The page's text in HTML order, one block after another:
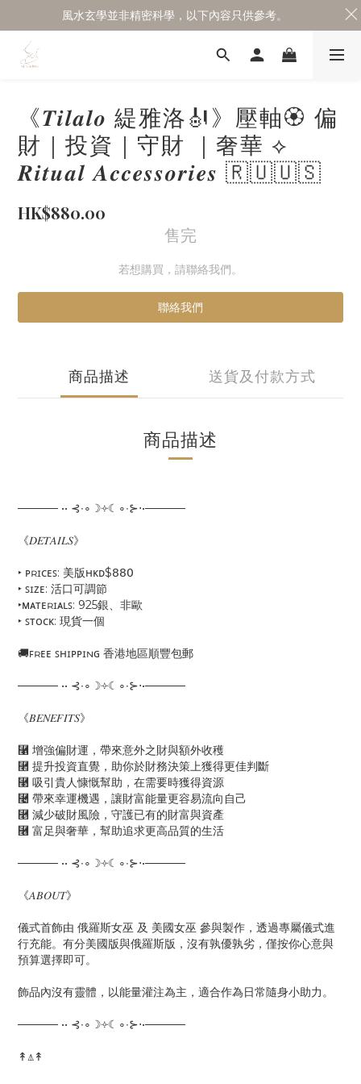
《𝑻𝒊𝒍𝒂𝒍𝒐 緹雅洛🎻》壓軸🏵 偏
財｜投資｜守財 ｜奢華 ⟡
𝑹𝒊𝒕𝒖𝒂𝒍 𝑨𝒄𝒄𝒆𝒔𝒔𝒐𝒓𝒊𝒆𝒔 🇷🇺🇺🇸
HK$880.00
售完
若想購買，請聯絡我們。
聯絡我們
商品描述 送貨及付款方式
商品描述
───── •• ⊰∙∘☽༓☾∘∙⊱⋅•─────
《𝐷𝐸𝑇𝐴𝐼𝐿𝑆》
‣ ᴘʀɪᴄᴇꜱ: 美版ʜᴋᴅ$𝟪𝟪𝟢
‣ ꜱɪᴢᴇ: 活口可調節
‣ᴍᴀᴛᴇʀɪᴀʟꜱ: 925銀、非歐
‣ ꜱᴛᴏᴄᴋ: 現貨一個
🚚ꜰʀᴇᴇ ꜱʜɪᴘᴘɪɴɢ 香港地區順豐包郵
───── •• ⊰∙∘☽༓☾∘∙⊱⋅•─────
《𝐵𝐸𝑁𝐸𝐹𝐼𝑇𝑆》
⿡ 增強偏財運，帶來意外之財與額外收穫
⿢ 提升投資直覺，助你於財務決策上獲得更佳判斷
⿣ 吸引貴人慷慨幫助，在需要時獲得資源
⿤ 帶來幸運機遇，讓財富能量更容易流向自己
⿥ 減少破財風險，守護已有的財富與資產
⿦ 富足與奢華，幫助追求更高品質的生活
───── •• ⊰∙∘☽༓☾∘∙⊱⋅•─────
《𝐴𝐵𝑂𝑈𝑇》
儀式首飾由 俄羅斯女巫 及 美國女巫 參與製作，透過專屬儀式進
行充能。有分美國版與俄羅斯版，沒有孰優孰劣，僅按你心意與
預算選擇即可。
飾品內沒有靈體，以能量灌注為主，適合作為日常隨身小助力。
───── •• ⊰∙∘☽༓☾∘∙⊱⋅•─────
↟⍋↟
風水玄學並非精密科學，以下內容只供參考。